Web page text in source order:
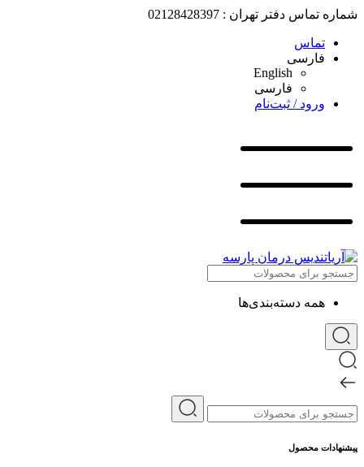
شماره تماس دفتر تهران : 02128428397
تماس
فارسی
English
فارسی
ورود / ثبت‌نام
همه دسته‌بندی‌ها
پیشنهادات محصول